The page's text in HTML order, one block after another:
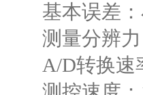
基本误差
测量分辨
A/D转换速